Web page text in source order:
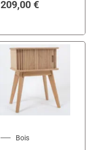
209,00 €
Bois